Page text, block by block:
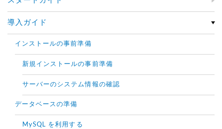
導入ガイド
インストールの事前準備
新規インストールの事前準備
サーバーのシステム情報の確認
データベースの準備
MySQL を利用する